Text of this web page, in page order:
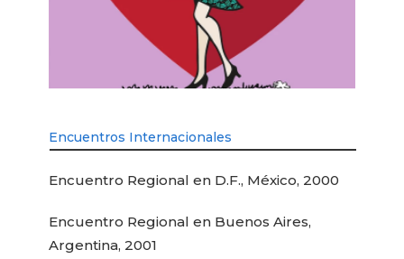
Encuentros Internacionales
Encuentro Regional en D.F., México, 2000
Encuentro Regional en Buenos Aires,
Argentina, 2001